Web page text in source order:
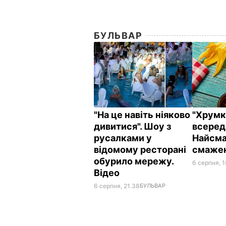
БУЛЬВАР
"На це навіть ніяково
дивитися". Шоу з
русалками у
відомому ресторані
обурило мережу.
Відео
6 серпня, 21.38БУЛЬВАР
6 серпня,